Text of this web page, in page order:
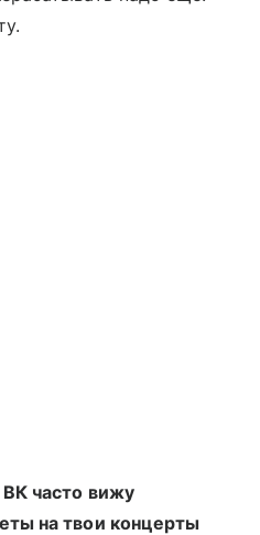
часто вижу
на твои концерты